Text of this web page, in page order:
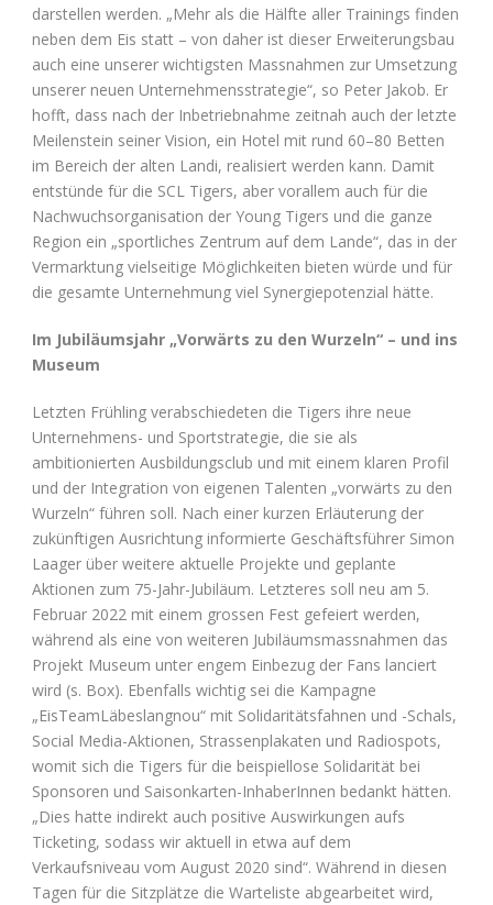
darstellen werden. „Mehr als die Hälfte aller Trainings finden
neben dem Eis statt – von daher ist dieser Erweiterungsbau
auch eine unserer wichtigsten Massnahmen zur Umsetzung
unserer neuen Unternehmensstrategie“, so Peter Jakob. Er
hofft, dass nach der Inbetriebnahme zeitnah auch der letzte
Meilenstein seiner Vision, ein Hotel mit rund 60–80 Betten
im Bereich der alten Landi, realisiert werden kann. Damit
entstünde für die SCL Tigers, aber vorallem auch für die
Nachwuchsorganisation der Young Tigers und die ganze
Region ein „sportliches Zentrum auf dem Lande“, das in der
Vermarktung vielseitige Möglichkeiten bieten würde und für
die gesamte Unternehmung viel Synergiepotenzial hätte.
Im Jubiläumsjahr „Vorwärts zu den Wurzeln“ – und ins
Museum
Letzten Frühling verabschiedeten die Tigers ihre neue
Unternehmens- und Sportstrategie, die sie als
ambitionierten Ausbildungsclub und mit einem klaren Profil
und der Integration von eigenen Talenten „vorwärts zu den
Wurzeln“ führen soll. Nach einer kurzen Erläuterung der
zukünftigen Ausrichtung informierte Geschäftsführer Simon
Laager über weitere aktuelle Projekte und geplante
Aktionen zum 75-Jahr-Jubiläum. Letzteres soll neu am 5.
Februar 2022 mit einem grossen Fest gefeiert werden,
während als eine von weiteren Jubiläumsmassnahmen das
Projekt Museum unter engem Einbezug der Fans lanciert
wird (s. Box). Ebenfalls wichtig sei die Kampagne
„EisTeamLäbeslangnou“ mit Solidaritätsfahnen und -Schals,
Social Media-Aktionen, Strassenplakaten und Radiospots,
womit sich die Tigers für die beispiellose Solidarität bei
Sponsoren und Saisonkarten-InhaberInnen bedankt hätten.
„Dies hatte indirekt auch positive Auswirkungen aufs
Ticketing, sodass wir aktuell in etwa auf dem
Verkaufsniveau vom August 2020 sind“. Während in diesen
Tagen für die Sitzplätze die Warteliste abgearbeitet wird,